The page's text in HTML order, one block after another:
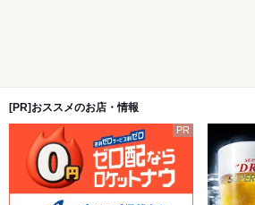
[PR]おススメのお店・情報
PR